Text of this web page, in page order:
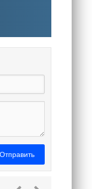
Отправить